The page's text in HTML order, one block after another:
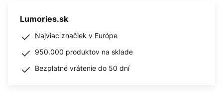
Lumories.sk
Najviac značiek v Európe
950.000 produktov na sklade
Bezplatné vrátenie do 50 dní